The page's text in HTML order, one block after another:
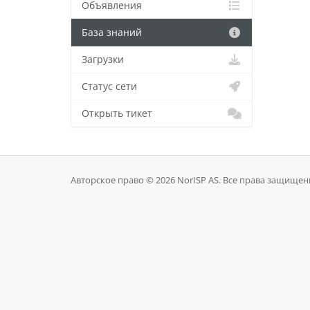
Объявления
База знаний
Загрузки
Статус сети
Открыть тикет
Авторское право © 2026 NorISP AS. Все права